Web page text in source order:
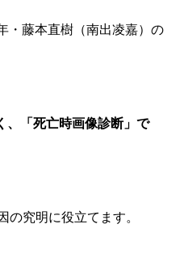
・藤本直樹（南出凌嘉）の
、「死亡時画像診断」で
の究明に役立てます。